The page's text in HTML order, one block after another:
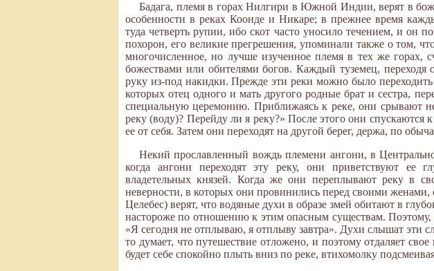
Бадага, племя в горах Нилгири в Южной Индии, верят в
особенности в реках Коонде и Никаре; в прежнее время
туда четверть рупии, ибо скот часто уносило течением, и он
похорон, его великие прегрешения, упоминали также о том,
многочисленное, но лучше изученное племя в тех же
божествами или обителями богов. Каждый туземец,
руку из-под накидки. Прежде эти реки можно было
которых отец одного и мать другого родные брат и сестра,
специальную церемонию. Приближаясь к реке, они срывают
реку (воду)? Перейду ли я реку?» После этого они
ее от себя. Затем они переходят на другой берег, держа, по
Некий прославленный вождь племени ангони, в
когда ангони переходят эту реку, они приветствуют ее
владетельных князей. Когда же они переплывают реку в
неверности, в которых они провинились перед своими
Целебес) верят, что водяные духи в образе змей обитают в
настороже по отношению к этим опасным существам. Поэтому,
«Я сегодня не отплываю, я отплыву завтра». Духи слышат эти
то думает, что путешествие отложено, и поэтому отдаляет
будет себе спокойно плыть вниз по реке, втихомолку